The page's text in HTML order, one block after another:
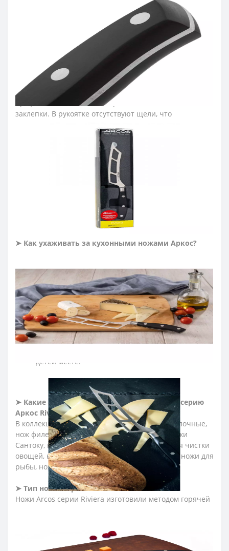
Защитой для пальцев во время резки служит пятка,
которая размещена на конце лезвия ножа и делает
изделие безопасным и надежным для постоянной
Рукоятку изготовили из полиоксиметиленовых
накладок, которые не создают щелей и
предотвращают проникновение микроскопических
элементов пищи. Закрепляют конструкцию рукоятки
профессионального ножа прочные металлические
заклепки. В рукоятке отсутствуют щели, что
пищи. Больстер ножа для нарезки серии «Ривьера»
располагается на передней части рукоятки и
уменьшает нагрузку на руку повара во время резки.
Рукоятка прошла специальную антибактериальную
обработку, которая сдерживает распространение
бактерий, грибков и плесени.
≡ ЧАСТО ЗАДАВАЕМЫЕ ВОПРОСЫ О КУХОННЫХ
НОЖАХ АРКОС РИВЬЕРА?
➤ Как ухаживать за кухонными ножами Аркос?
По возможности мойте ножи для кухни вручную.
После эксплуатации насухо протирайте кухонные
ножи мягкой тканью.
Рекомендуем резать на деревянной или
пластиковой доске.
Для ухода за лезвием ножа регулярно правьте
кухонные ножи с помощью мусата Arcos.
детей месте.
➤ Какие ножи входят в профессиональную серию
Аркос Riviera?
В коллекцию вошли ножи мясника, ножи обвалочные,
нож филейный, шеф-ножи, японские ножи, ножи
Сантоку, ножи для овощей и фруктов, ножи для чистки
овощей, ножи для нарезки, ножи для томатов, ножи для
рыбы, ножи для хлеба, ножи для хамона.
➤ Тип ножей Аркос Riviera?
Ножи Arcos серии Riviera изготовили методом горячей
придавая форму профессиональном ножу. Кованые
ножи не имеют сварных швов, склеенных или пустых